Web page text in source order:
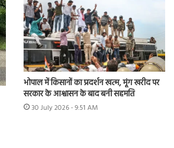
भोपाल में किसानों का प्रदर्शन खत्म, मूंग खरीद पर
सरकार के आश्वासन के बाद बनी सहमति
30 July 2026 - 9:51 AM